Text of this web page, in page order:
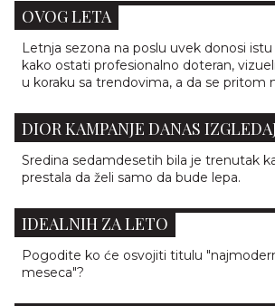
OVOG LETA
Letnja sezona na poslu uvek donosi
kako ostati profesionalno doteran,
u koraku sa trendovima, a da se pritom
DIOR KAMPANJE DANAS
Sredina sedamdesetih bila je trenutak
prestala da želi samo da bude lepa.
IDEALNIH ZA LETO
Pogodite ko će osvojiti titulu
meseca"?